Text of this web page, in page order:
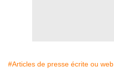
#Articles de presse écrite ou web